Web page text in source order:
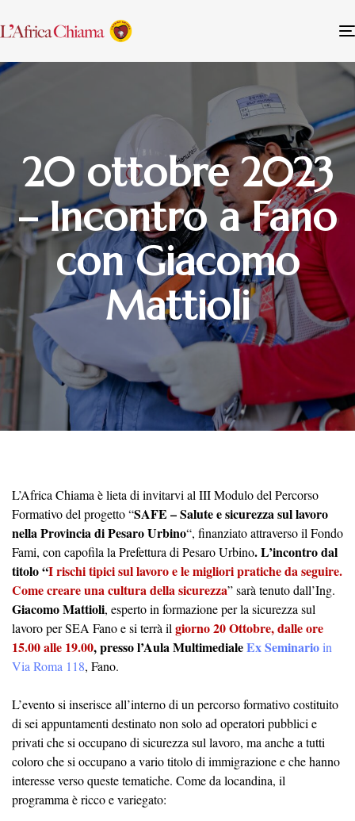
20 ottobre 2023
– Incontro a Fano
con Giacomo
Mattioli
L’Africa Chiama è lieta di invitarvi al III Modulo del Percorso
Formativo del progetto “SAFE – Salute e sicurezza sul lavoro
nella Provincia di Pesaro Urbino“, finanziato attraverso il Fondo
Fami, con capofila la Prefettura di Pesaro Urbino. L’incontro dal
titolo “Irischi tipici sul lavoro e le migliori pratiche da seguire.
Come creare una cultura della sicurezza” sarà tenuto dall’Ing.
Giacomo Mattioli, esperto in formazione per la sicurezza sul
lavoro per SEA Fano e si terrà ilgiorno 20 Ottobre, dalle ore
15.00 alle 19.00, presso l’Aula MultimedialeEx Seminarioin
Via Roma 118, Fano.
L’evento si inserisce all’interno di un percorso formativo costituito
di sei appuntamenti destinato non solo ad operatori pubblici e
privati che si occupano di sicurezza sul lavoro, ma anche a tutti
coloro che si occupano a vario titolo di immigrazione e che hanno
interesse verso queste tematiche. Come da locandina, il
programma è ricco e variegato: